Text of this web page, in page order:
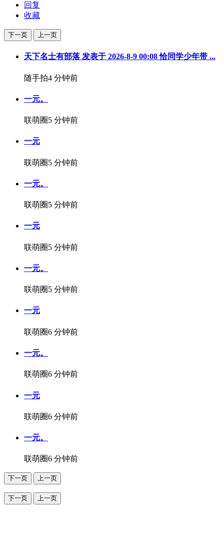
回复
收藏
下一页 上一页
天下名士有部落 发表于 2026-8-9 00:08 恰同学少年带 ...
随手拍4 分钟前
一元。
联萌圈5 分钟前
一元
联萌圈5 分钟前
一元。
联萌圈5 分钟前
一元
联萌圈5 分钟前
一元。
联萌圈5 分钟前
一元
联萌圈6 分钟前
一元。
联萌圈6 分钟前
一元
联萌圈6 分钟前
一元。
联萌圈6 分钟前
下一页 上一页
下一页 上一页